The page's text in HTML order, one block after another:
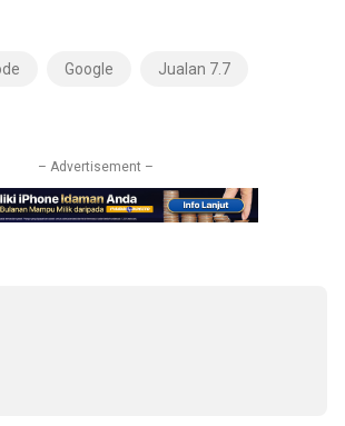
Google Jualan 7.7
– Advertisement –